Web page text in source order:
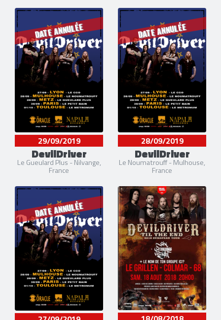
29/09/2019
DevilDriver
Le Gueulard Plus - Nilvange,
France
DATE ANNULÉE
28/09/2019
DevilDriver
Le Noumatrouff - Mulhouse,
France
DATE ANNULÉE
DATE ANNULÉE